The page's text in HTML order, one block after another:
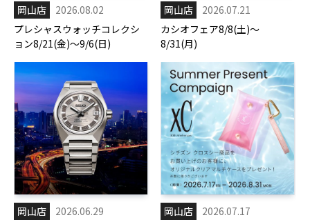
岡山店
2026.08.02
プレシャスウォッチコレクシ
ョン8/21(金)～9/6(日)
岡山店
2026.07.21
カシオフェア8/8(土)～
8/31(月)
岡山店
2026.06.29
岡山店
2026.07.17